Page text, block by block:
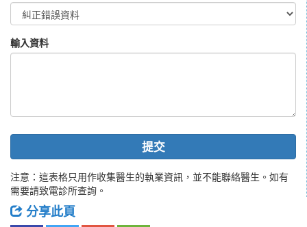
輸入資料
提交
注意：這表格只用作收集醫生的執業資訊，並不能聯絡醫生。如有
需要請致電診所查詢。
分享此頁